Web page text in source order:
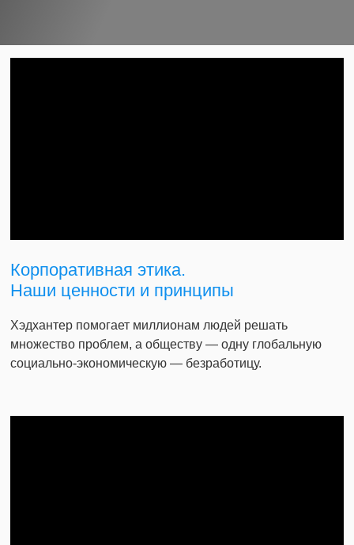
Корпоративная этика.
Наши ценности и принципы
Хэдхантер помогает миллионам людей решать
множество проблем, а обществу — одну глобальную
социально-экономическую — безработицу.